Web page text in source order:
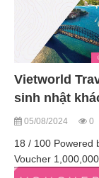
Vietworld
sinh nhật
05/08/2024 0
18 / 100 Powered
Voucher